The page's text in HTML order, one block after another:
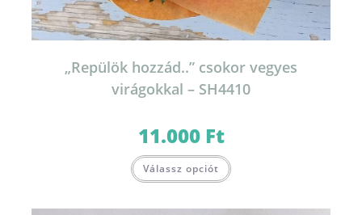
„Repülök hozzád..” csokor vegyes
virágokkal – SH4410
11.000 Ft
Válassz opciót